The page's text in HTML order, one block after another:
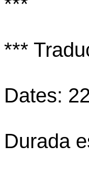
***
Dates:
Durada